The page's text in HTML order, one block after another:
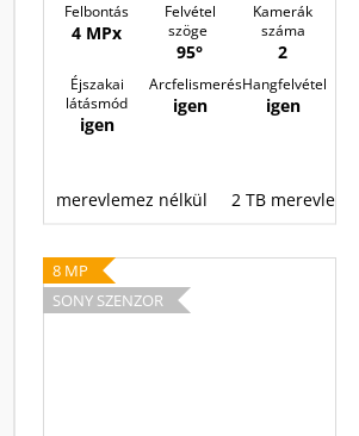
Felbontás
4 MPx
Felvétel
szöge
95°
Kamerák
száma
2
Éjszakai
látásmód
igen
Arcfelismerés
igen
Hangfelvétel
igen
merevlemez nélkül 2 TB merevlemez
8 MP
SONY SZENZOR